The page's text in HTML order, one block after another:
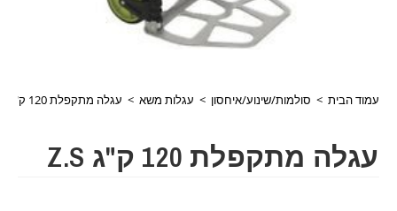
עמוד הבית > סולמות/שינוע/איחסון > עגלות משא > עגלה מתקפלת 120 ק"ג Z.S
עגלה מתקפלת 120 ק"ג Z.S